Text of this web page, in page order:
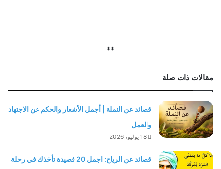
**
مقالات ذات صلة
قصائد عن النملة | أجمل الأشعار والحكم عن الاجتهاد
والعمل
18 يوليو، 2026
قصائد عن الرياح: اجمل 20 قصيدة تأخذك في رحلة